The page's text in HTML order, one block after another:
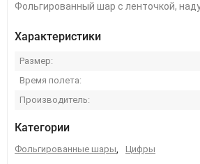
Фольгированный шар с ленточкой,
Характеристики
Размер:
Время полета:
Производитель:
Категории
Фольгированные шары, Цифры